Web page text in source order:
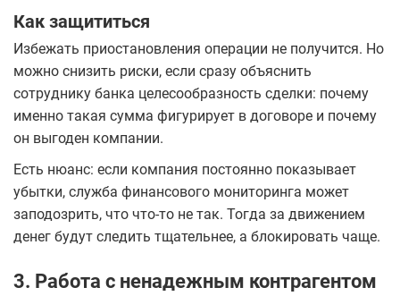
Как защититься
Избежать приостановления операции не получится. Но
можно снизить риски, если сразу объяснить
сотруднику банка целесообразность сделки: почему
именно такая сумма фигурирует в договоре и почему
он выгоден компании.
Есть нюанс: если компания постоянно показывает
убытки, служба финансового мониторинга может
заподозрить, что что-то не так. Тогда за движением
денег будут следить тщательнее, а блокировать чаще.
3. Работа с ненадежным контрагентом